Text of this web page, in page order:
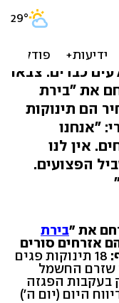
חומס: 'החשמל נותק, 18 פגים
כבדים. צבאו
את "בירת
הם תינוקות
"אנחנו
אין לנו
הפצועים.
את "בירת
אזרחים סורים
18 תינוקות פגים
שזרם החשמל
בעקבות הפגזה
היום (יום ה')